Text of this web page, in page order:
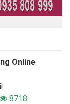
Online
8718